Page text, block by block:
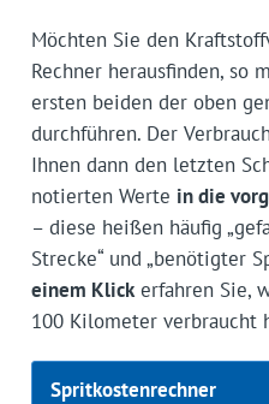
Möchten Sie den
Rechner herausfinden, so
ersten beiden der oben
durchführen. Der
Ihnen dann den letzten
notierten Werte in die
– diese heißen häufig
Strecke“ und „benötigter
einem Klickerfahren Sie,
100 Kilometer verbraucht
Spritkostenrechner